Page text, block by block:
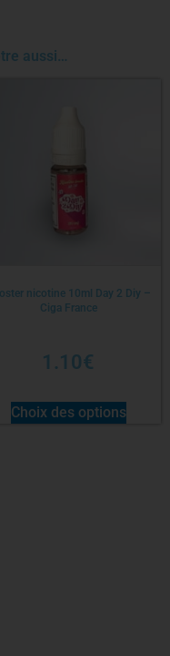
aussi…
nicotine 10ml Day 2 Diy –
Ciga France
1.10€
Choix des options